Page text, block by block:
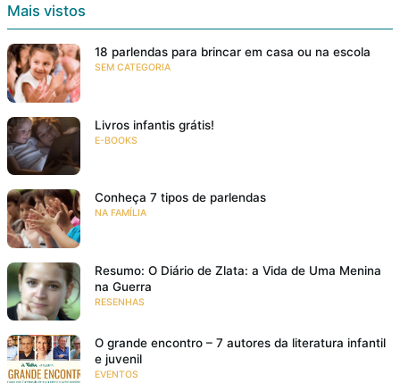
Mais vistos
18 parlendas para brincar em casa ou na escola
SEM CATEGORIA
Livros infantis grátis!
E-BOOKS
Conheça 7 tipos de parlendas
NA FAMÍLIA
Resumo: O Diário de Zlata: a Vida de Uma Menina
na Guerra
RESENHAS
O grande encontro – 7 autores da literatura infantil
e juvenil
EVENTOS